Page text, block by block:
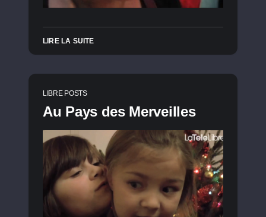
LIRE LA SUITE
LIBRE POSTS
Au Pays des Merveilles